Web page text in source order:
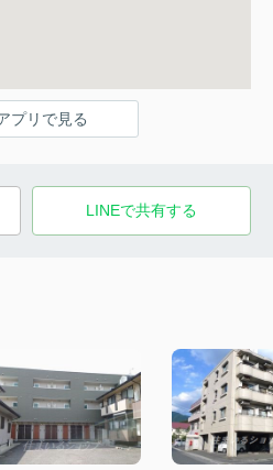
プリで見る
LINEで共有する